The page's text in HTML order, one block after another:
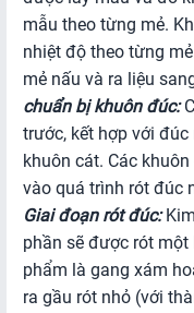
mẫu theo từng mẻ.
nhiệt độ theo từng
mẻ nấu và ra liệu
chuẩn bị khuôn đúc:
trước, kết hợp với
khuôn cát. Các
vào quá trình rót đúc
Giai đoạn rót đúc:
phần sẽ được rót
phẩm là gang xám
ra gầu rót nhỏ (với